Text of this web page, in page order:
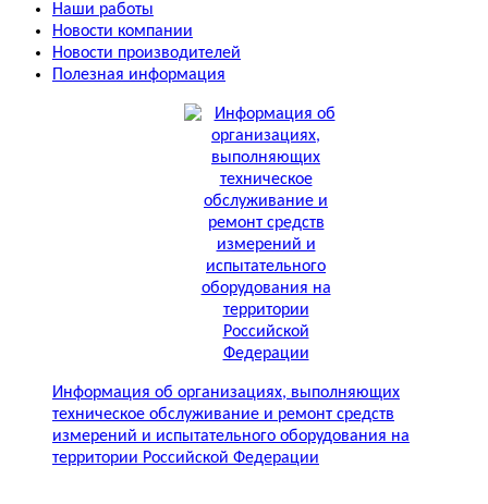
Наши работы
Новости компании
Новости производителей
Полезная информация
Информация об организациях, выполняющих
техническое обслуживание и ремонт средств
измерений и испытательного оборудования на
территории Российской Федерации